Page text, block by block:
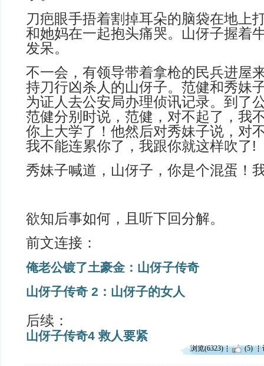
刀疤眼手捂着割掉耳朵的脑袋在地上
和她妈在一起抱头痛哭。山伢子握着
发呆。
不一会，有领导带着拿枪的民兵进屋
持刀行凶杀人的山伢子。范健和秀妹
为证人去公安局办理侦讯记录。到了
范健分别时说，范健，对不起了，我
你上大学了！他然后对秀妹子说，对
我不能连累你了，我跟你就这样吹了!
秀妹子喊道，山伢子，你是个混蛋！
欲知后事如何，且听下回分解。
前文连接：
俺老公镀了土豪金：山伢子传奇
山伢子传奇 2：山伢子的女人
后续：
山伢子传奇4 救人要紧
浏览(6323) (5)